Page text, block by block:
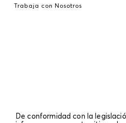
Trabaja con Nosotros
De conformidad con la